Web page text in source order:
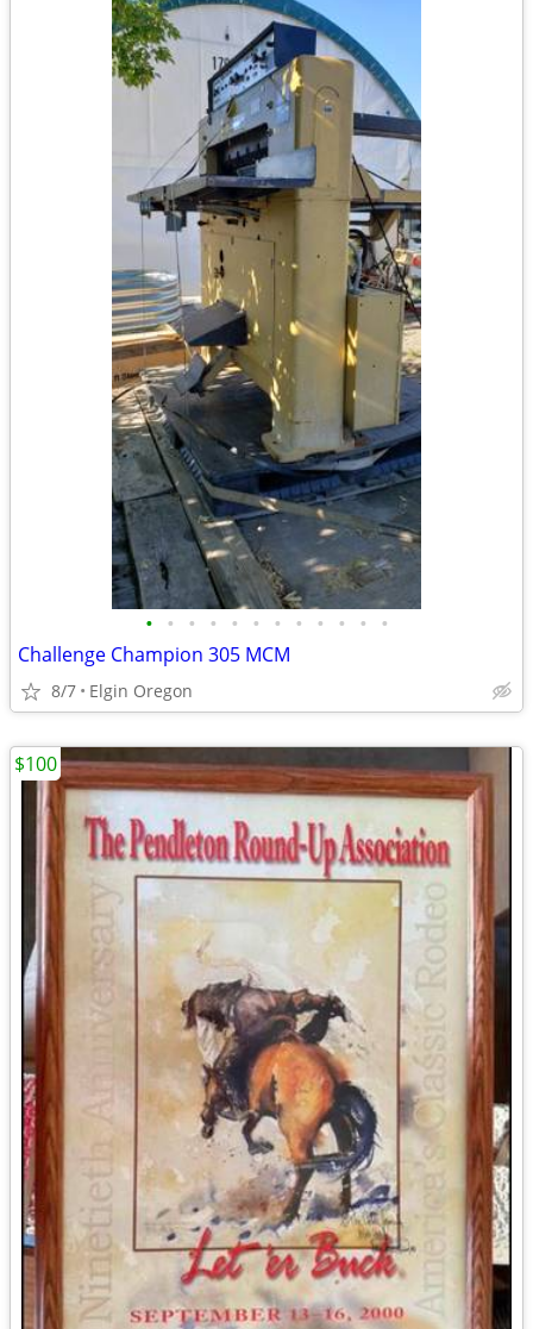
• • • • • • • • • • • •
Challenge Champion 305 MCM
8/7 Elgin Oregon
$100